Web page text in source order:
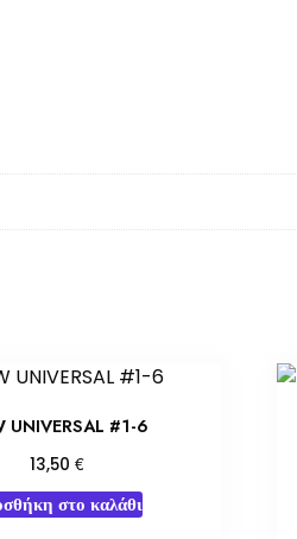
UNIVERSAL #1-6
13,50 €
στο καλάθι